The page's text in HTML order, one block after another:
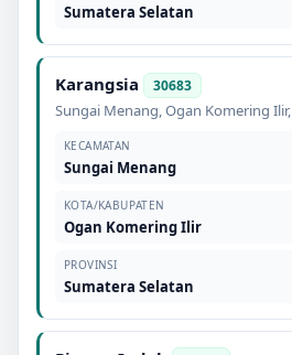
Sumatera Selatan
Karangsia 30683
Sungai Menang,Ogan Komering Ilir,
KECAMATAN
Sungai Menang
KOTA/KABUPATEN
Ogan Komering Ilir
PROVINSI
Sumatera Selatan